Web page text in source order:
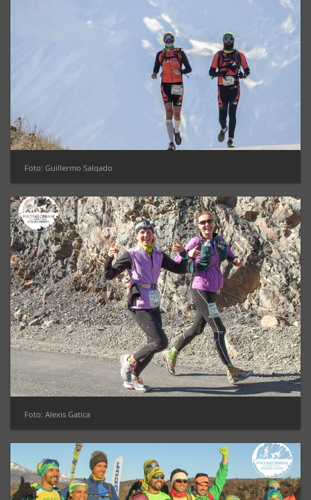
Foto: Guillermo Salgado
Foto: Alexis Gatica